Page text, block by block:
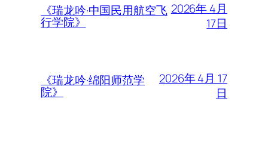
《瑞龙吟·中国民用航空飞
行学院》
2026年 4月
17日
《瑞龙吟·绵阳师范学
院》
2026年 4月 17
日